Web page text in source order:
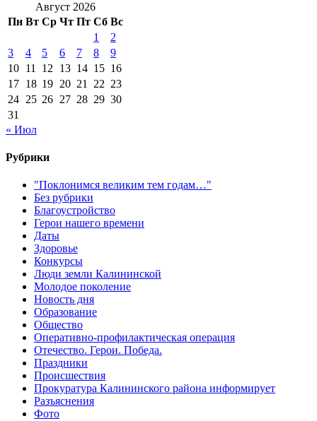
Август 2026
Пн Вт Ср Чт Пт Сб Вс
1
2
3
4 5 6 7 8
9
10 11 12 13 14 15 16
17 18 19 20 21 22 23
24 25 26 27 28 29 30
31
« Июл
Рубрики
"Поклонимся великим тем годам…"
Без рубрики
Благоустройство
Герои нашего времени
Даты
Здоровье
Конкурсы
Люди земли Калининской
Молодое поколение
Новость дня
Образование
Общество
Оперативно-профилактическая операция
Отечество. Герои. Победа.
Праздники
Происшествия
Прокуратура Калининского района информирует
Разъяснения
Фото